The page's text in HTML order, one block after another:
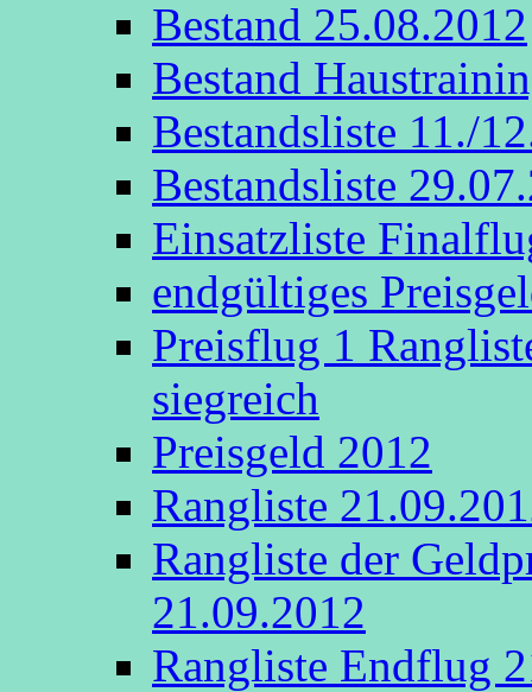
Bestand 25.08.2012
Bestand
Bestandsliste 11./
Bestandsliste
Einsatzliste
endgültiges
Preisflug 1
siegreich
Preisgeld 2012
Rangliste
Rangliste der
21.09.2012
Rangliste Endflug